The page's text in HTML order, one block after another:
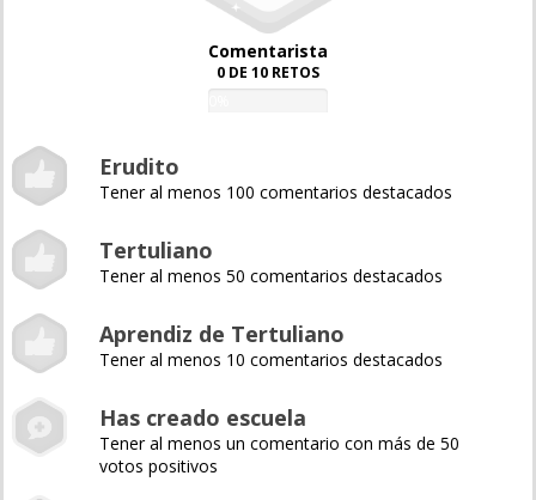
Comentarista
0 DE 10 RETOS
Erudito
Tener al menos 100 comentarios destacados
Tertuliano
Tener al menos 50 comentarios destacados
Aprendiz de Tertuliano
Tener al menos 10 comentarios destacados
Has creado escuela
Tener al menos un comentario con más de 50
votos positivos